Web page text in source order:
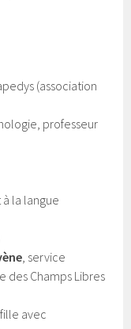
(association
professeur
la langue
, service
Champs Libres
avec